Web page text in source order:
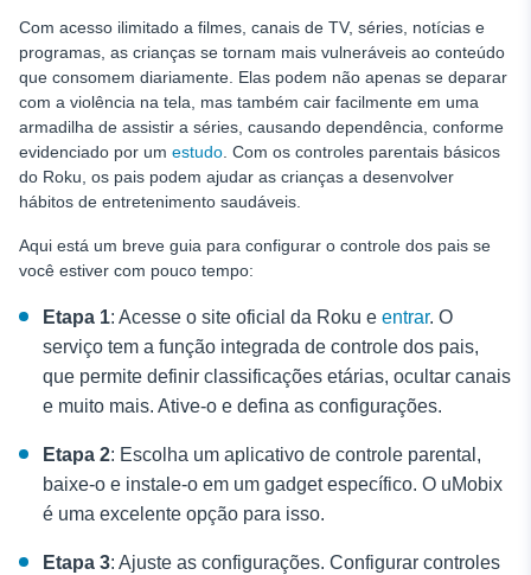
Com acesso ilimitado a filmes, canais de TV, séries, notícias e
programas, as crianças se tornam mais vulneráveis ao conteúdo
que consomem diariamente. Elas podem não apenas se deparar
com a violência na tela, mas também cair facilmente em uma
armadilha de assistir a séries, causando dependência, conforme
evidenciado por um estudo . Com os controles parentais básicos
do Roku, os pais podem ajudar as crianças a desenvolver
hábitos de entretenimento saudáveis.
Aqui está um breve guia para configurar o controle dos pais se
você estiver com pouco tempo:
Etapa 1: Acesse o site oficial da Roku e entrar. O
serviço tem a função integrada de controle dos pais,
que permite definir classificações etárias, ocultar canais
e muito mais. Ative-o e defina as configurações.
Etapa 2: Escolha um aplicativo de controle parental,
baixe-o e instale-o em um gadget específico. O uMobix
é uma excelente opção para isso.
Etapa 3: Ajuste as configurações. Configurar controles